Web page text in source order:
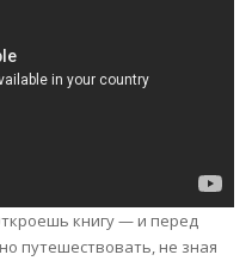
книгу — и перед
путешествовать, не зная